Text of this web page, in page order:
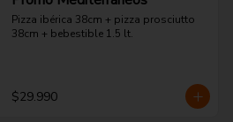
Pizza ibérica 38cm + pizza prosciutto
38cm + bebestible 1.5 lt.
$29.990